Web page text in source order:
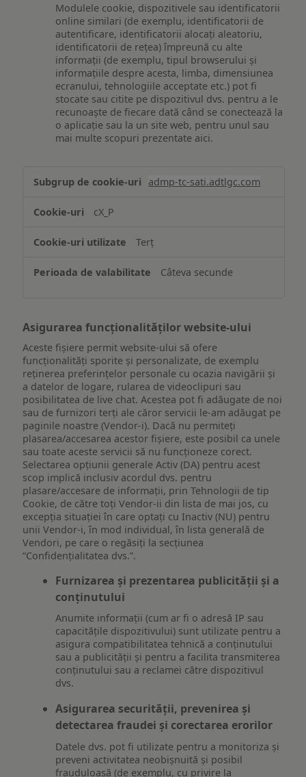
Modulele cookie, dispozitivele sau identificatorii
online similari (de exemplu, identificatorii de
autentificare, identificatorii alocați aleatoriu,
identificatorii de rețea) împreună cu alte
informații (de exemplu, tipul browserului și
informațiile despre acesta, limba, dimensiunea
ecranului, tehnologiile acceptate etc.) pot fi
stocate sau citite pe dispozitivul dvs. pentru a le
recunoaște de fiecare dată când se conectează la
o aplicație sau la un site web, pentru unul sau
mai multe scopuri prezentate aici.
și/sau
informațiilor
pe
dispozitiv
admp-tc-sati.adtlgc.com
cX_P
Terț
Câteva secunde
Asigurarea funcționalităților website-ului
Aceste fișiere permit website-ului să ofere
funcționalități sporite și personalizate, de exemplu
reţinerea preferinţelor personale cu ocazia navigării și
a datelor de logare, rularea de videoclipuri sau
posibilitatea de live chat. Acestea pot fi adăugate de noi
sau de furnizori terți ale căror servicii le-am adăugat pe
paginile noastre (Vendor-i). Dacă nu permiteți
plasarea/accesarea acestor fișiere, este posibil ca unele
sau toate aceste servicii să nu funcționeze corect.
Selectarea opțiunii generale Activ (DA) pentru acest
scop implică inclusiv acordul dvs. pentru
plasare/accesare de informații, prin Tehnologii de tip
Cookie, de către toți Vendor-ii din lista de mai jos, cu
excepția situației în care optați cu Inactiv (NU) pentru
unii Vendor-i, în mod individual, în lista generală de
Vendori, pe care o regăsiți la secțiunea
“Confidențialitatea dvs.”.
Furnizarea și prezentarea publicității și a
conținutului
Anumite informații (cum ar fi o adresă IP sau
capacitățile dispozitivului) sunt utilizate pentru a
asigura compatibilitatea tehnică a conținutului
sau a publicității și pentru a facilita transmiterea
conținutului sau a reclamei către dispozitivul
dvs.
Asigurarea securității, prevenirea și
detectarea fraudei și corectarea erorilor
Datele dvs. pot fi utilizate pentru a monitoriza și
preveni activitatea neobișnuită și posibil
frauduloasă (de exemplu, cu privire la